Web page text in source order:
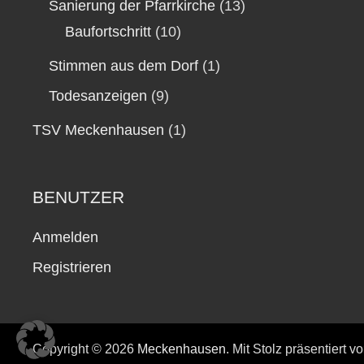
Sanierung der Pfarrkirche (13)
Baufortschritt (10)
Stimmen aus dem Dorf (1)
Todesanzeigen (9)
TSV Meckenhausen (1)
BENUTZER
Anmelden
Registrieren
Copyright © 2026 Meckenhausen. Mit Stolz präsentiert